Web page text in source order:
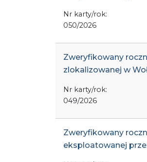
Nr karty/rok:
050/2026
Zweryfikowany
zlokalizowanej w
Nr karty/rok:
049/2026
Zweryfikowany
eksploatowanej